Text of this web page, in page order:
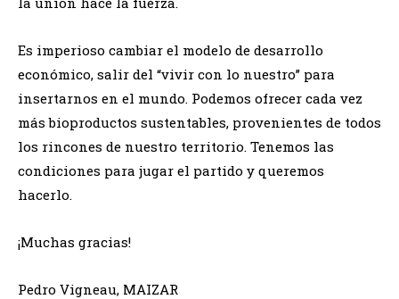
Es imperioso cambiar el modelo de desarrollo
económico, salir del “vivir con lo nuestro” para
insertarnos en el mundo. Podemos ofrecer cada vez
más bioproductos sustentables, provenientes de todos
los rincones de nuestro territorio. Tenemos las
condiciones para jugar el partido y queremos
hacerlo.
¡Muchas gracias!
Pedro Vigneau, MAIZAR